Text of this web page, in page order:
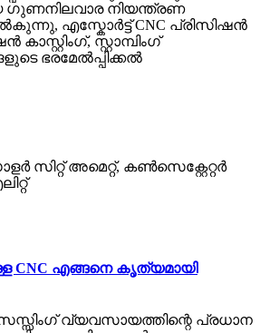
ഗുണനിലവാര നിയന്ത്രണ
എസ്കോർട്ട് CNC പ്രിസിഷൻ
സ്റ്റാമ്പിംഗ്
ഭരമേൽപ്പിക്കൽ
സിറ്റ് അമെറ്റ്, കൺസെക്റ്റേറ്റർ
CNC എങ്ങനെ കൃത്യമായി
വ്യവസായത്തിന്റെ പ്രധാന